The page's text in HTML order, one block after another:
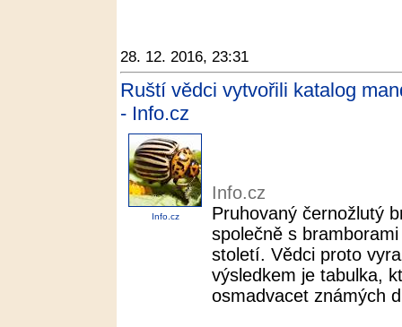
28. 12. 2016, 23:31
Ruští vědci vytvořili katalog
- Info.cz
Info.cz
Info.cz
Pruhovaný černožlutý
společně s
století. Vědci proto
výsledkem je tabulka,
osmadvacet známých